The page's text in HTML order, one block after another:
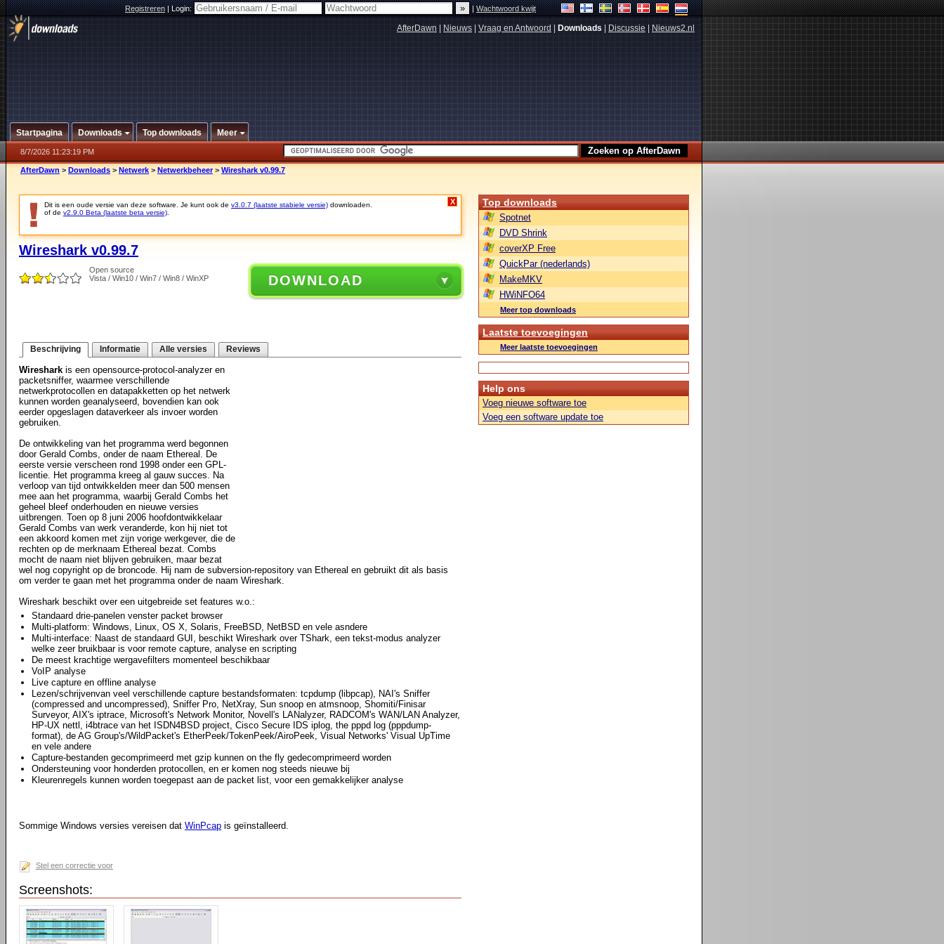
Registreren|Login: |Wachtwoord kwijt
AfterDawn Nieuws Vraag en Antwoord Downloads Discussie Nieuws2.nl
Startpagina Downloads Top downloads Meer
8/7/2026 11:23:19 PM
AfterDawn > Downloads > Netwerk > Netwerkbeheer > Wireshark v0.99.7
Dit is een oude versie van deze software. Je kunt ook de v3.0.7 (laatste stabiele versie) downloaden.
of de v2.9.0 Beta (laatste beta versie)
X
Wireshark v0.99.7
Open source
Vista / Win10 / Win7 / Win8 / WinXP
DOWNLOAD
Beschrijving Informatie Alle versies Reviews
Wireshark is een opensource-protocol-analyzer en
packetsniffer, waarmee verschillende
netwerkprotocollen en datapakketten op het netwerk
kunnen worden geanalyseerd, bovendien kan ook
eerder opgeslagen dataverkeer als invoer worden
gebruiken.
De ontwikkeling van het programma werd begonnen
door Gerald Combs, onder de naam Ethereal. De
eerste versie verscheen rond 1998 onder een GPL-
licentie. Het programma kreeg al gauw succes. Na
verloop van tijd ontwikkelden meer dan 500 mensen
mee aan het programma, waarbij Gerald Combs het
geheel bleef onderhouden en nieuwe versies
uitbrengen. Toen op 8 juni 2006 hoofdontwikkelaar
Gerald Combs van werk veranderde, kon hij niet tot
een akkoord komen met zijn vorige werkgever, die de
rechten op de merknaam Ethereal bezat. Combs
mocht de naam niet blijven gebruiken, maar bezat
wel nog copyright op de broncode. Hij nam de subversion-repository van Ethereal en gebruikt dit als basis
om verder te gaan met het programma onder de naam Wireshark.
Wireshark beschikt over een uitgebreide set features w.o.:
Standaard drie-panelen venster packet browser
Multi-platform: Windows, Linux, OS X, Solaris, FreeBSD, NetBSD en vele asndere
Multi-interface: Naast de standaard GUI, beschikt Wireshark over TShark, een tekst-modus analyzer
welke zeer bruikbaar is voor remote capture, analyse en scripting
De meest krachtige wergavefilters momenteel beschikbaar
VoIP analyse
Live capture en offline analyse
Lezen/schrijvenvan veel verschillende capture bestandsformaten: tcpdump (libpcap), NAI's Sniffer
(compressed and uncompressed), Sniffer Pro, NetXray, Sun snoop en atmsnoop, Shomiti/Finisar
Surveyor, AIX's iptrace, Microsoft's Network Monitor, Novell's LANalyzer, RADCOM's WAN/LAN Analyzer,
HP-UX nettl, i4btrace van het ISDN4BSD project, Cisco Secure IDS iplog, the pppd log (pppdump-
format), de AG Group's/WildPacket's EtherPeek/TokenPeek/AiroPeek, Visual Networks' Visual UpTime
en vele andere
Capture-bestanden gecomprimeerd met gzip kunnen on the fly gedecomprimeerd worden
Ondersteuning voor honderden protocollen, en er komen nog steeds nieuwe bij
Kleurenregels kunnen worden toegepast aan de packet list, voor een gemakkelijker analyse
Sommige Windows versies vereisen dat WinPcap is geïnstalleerd.
Stel een correctie voor
Screenshots:
Top downloads
Spotnet
DVD Shrink
coverXP Free
QuickPar (nederlands)
MakeMKV
HWiNFO64
Meer top downloads
Laatste toevoegingen
Meer laatste toevoegingen
Help ons
Voeg nieuwe software toe
Voeg een software update toe